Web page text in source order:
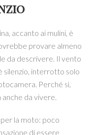
accanto ai mulini, è
provare almeno
da descrivere. Il vento
silenzio, interrotto solo
Perché sì,
da vivere.
la moto: poco
di essere